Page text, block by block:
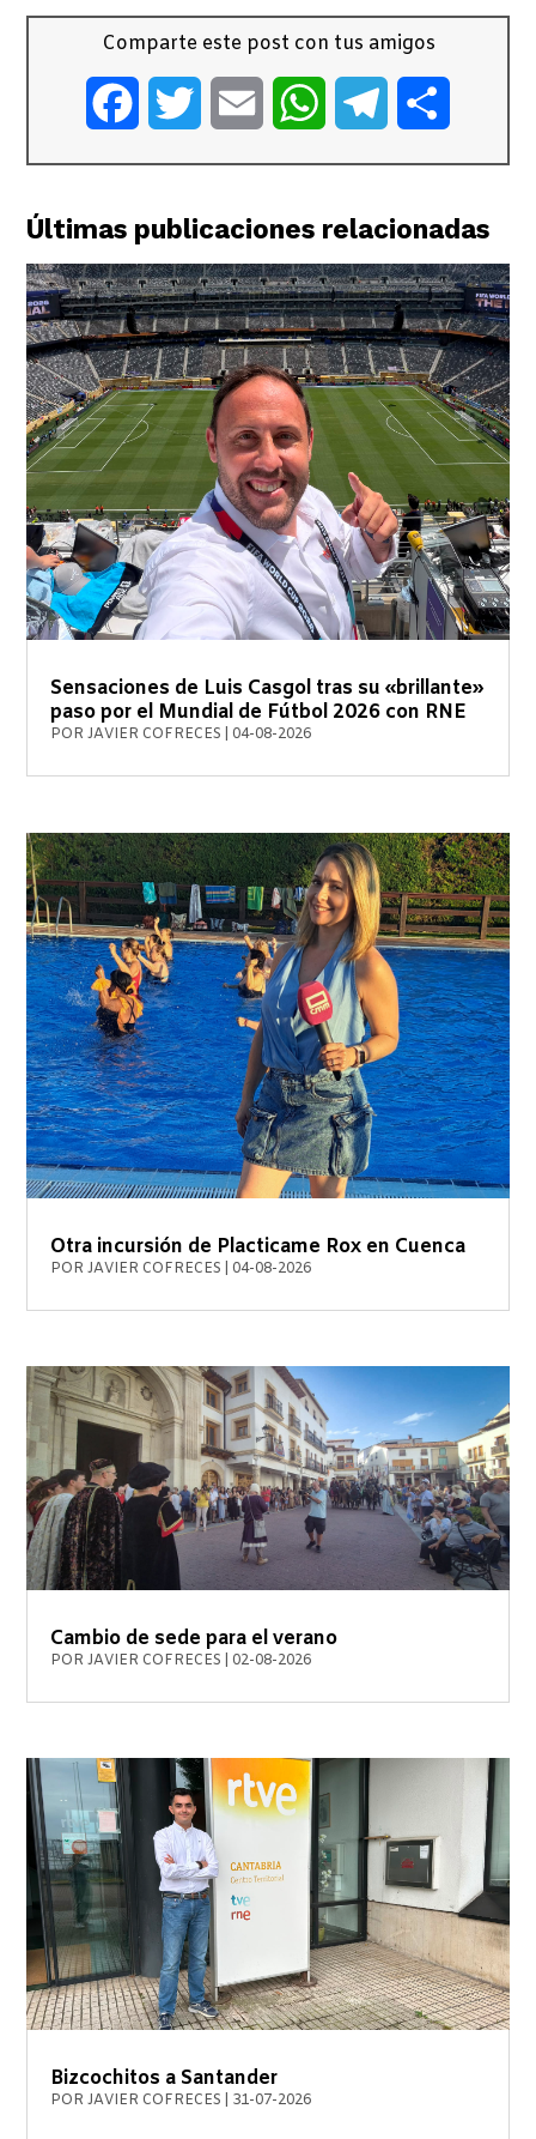
Comparte este post con tus amigos
FacebookTwitter Email WhatsAppTelegram
Últimas publicaciones relacionadas
Sensaciones de Luis Casgol tras su «brillante»
paso por el Mundial de Fútbol 2026 con RNE
PORJAVIER COFRECES 04-08-2026
Otra incursión de Placticame Rox en Cuenca
PORJAVIER COFRECES 04-08-2026
Cambio de sede para el verano
PORJAVIER COFRECES 02-08-2026
Bizcochitos a Santander
PORJAVIER COFRECES 31-07-2026